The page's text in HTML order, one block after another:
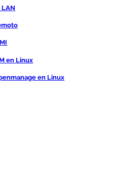
LAN
en Linux
en Linux